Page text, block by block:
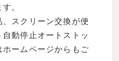
。
スクリーン交換が便
動停止オートストッ
ームページからもご